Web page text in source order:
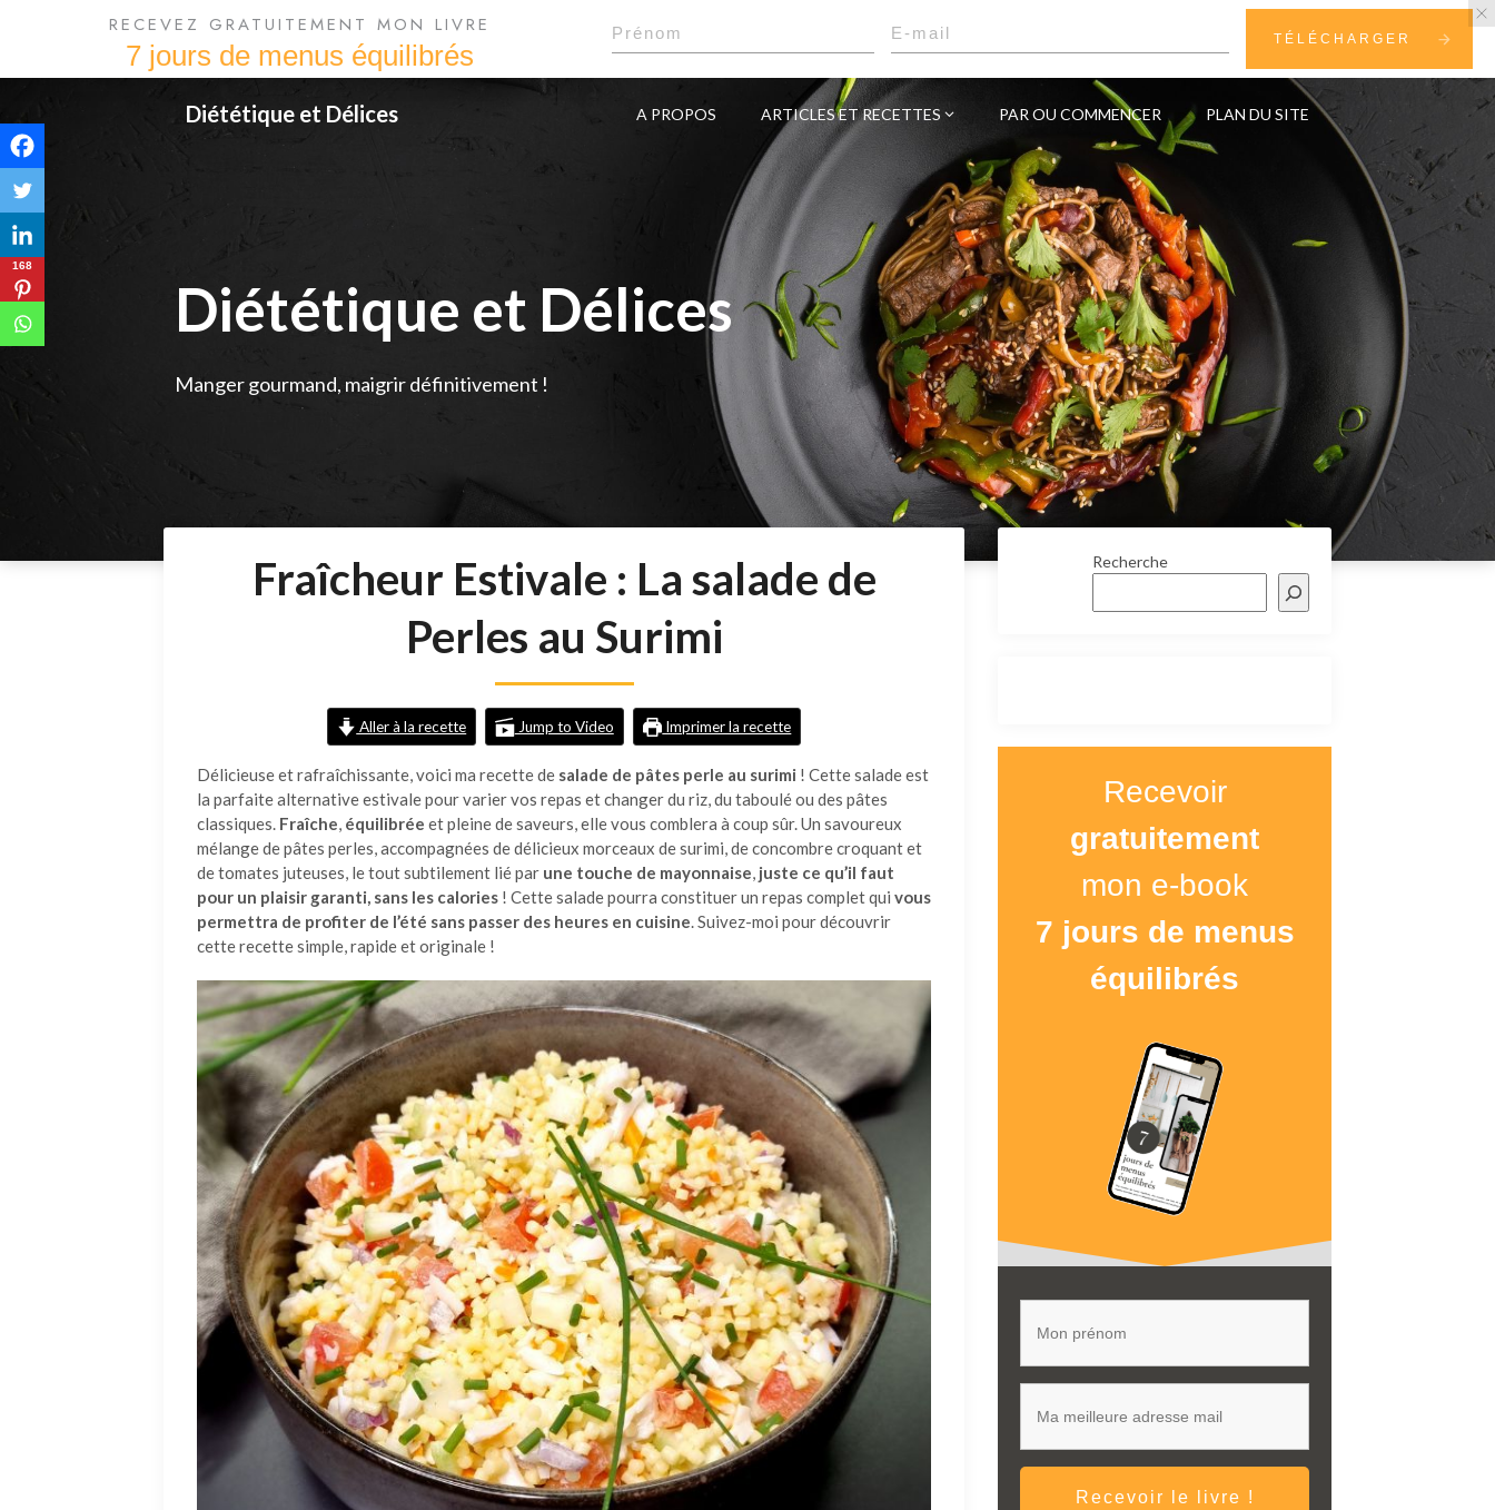
content
Diététique et Délices A PROPOS ARTICLES ET RECETTES PAR OU COMMENCER PLAN DU SITE
Diététique et Délices
Manger gourmand, maigrir définitivement !
Fraîcheur Estivale : La salade de
Perles au Surimi
Aller à la recette Jump to Video Imprimer la recette
Délicieuse et rafraîchissante, voici ma recette de salade de pâtes perle au surimi ! Cette salade est
la parfaite alternative estivale pour varier vos repas et changer du riz, du taboulé ou des pâtes
classiques. Fraîche, équilibrée et pleine de saveurs, elle vous comblera à coup sûr. Un savoureux
mélange de pâtes perles, accompagnées de délicieux morceaux de surimi, de concombre croquant et
de tomates juteuses, le tout subtilement lié par une touche de mayonnaise, juste ce qu’il faut
pour un plaisir garanti, sans les calories ! Cette salade pourra constituer un repas complet qui vous
permettra de profiter de l’été sans passer des heures en cuisine. Suivez-moi pour découvrir
cette recette simple, rapide et originale !
168
Recherche
Recevoir
gratuitement
mon e-book
7 jours de menus
équilibrés
Recevoir le livre !
RECEVEZ GRATUITEMENT MON LIVRE
7 jours de menus équilibrés TÉLÉCHARGER